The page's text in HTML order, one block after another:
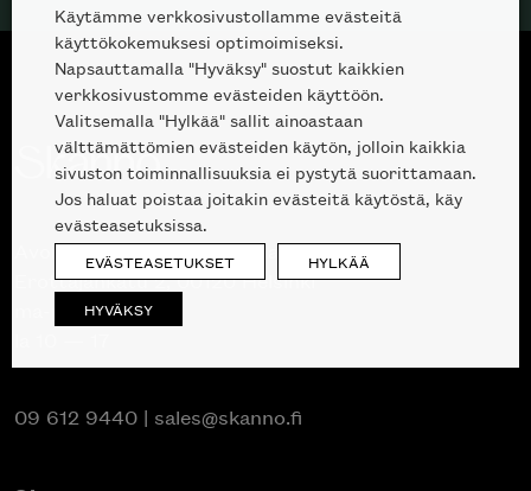
Avoinna kuluttajille ja ammattilaisille:
Erottajankatu 2, 00120 Helsinki
ma-pe 10 — 18
09 612 9440 | sales@skanno.fi
Käytämme verkkosivustollamme evästeitä
käyttökokemuksesi optimoimiseksi.
Napsauttamalla "Hyväksy" suostut kaikkien
verkkosivustomme evästeiden käyttöön.
Valitsemalla "Hylkää" sallit ainoastaan
välttämättömien evästeiden käytön, jolloin kaikkia
sivuston toiminnallisuuksia ei pystytä suorittamaan.
Jos haluat poistaa joitakin evästeitä käytöstä, käy
evästeasetuksissa.
EVÄSTEASETUKSET HYLKÄÄ
HYVÄKSY